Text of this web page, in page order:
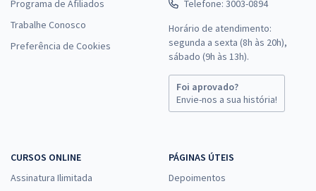
Programa de Afiliados
Trabalhe Conosco
Preferência de Cookies
Telefone: 3003-0894
Horário de atendimento:
segunda a sexta (8h às 20h),
sábado (9h às 13h).
Foi aprovado?
Envie-nos a sua história!
CURSOS ONLINE
Assinatura Ilimitada
PÁGINAS ÚTEIS
Depoimentos